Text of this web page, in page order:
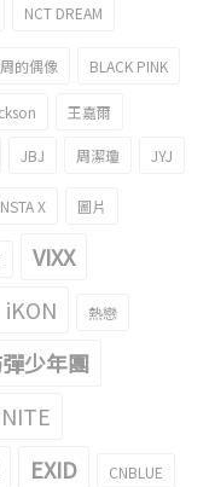
NCT DREAM
的偶像 BLACK PINK
王嘉爾
JBJ 周潔瓊 JYJ
X 圖片
VIXX
iKON 熱戀
少年團
EXID CNBLUE